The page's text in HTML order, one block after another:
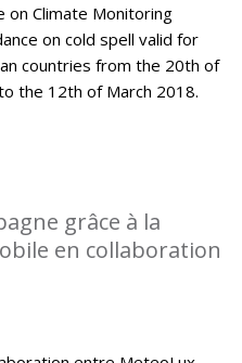
on Climate Monitoring
on cold spell valid for
countries from the 20th of
the 12th of March 2018.
grâce à la
en collaboration